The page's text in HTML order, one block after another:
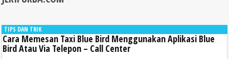
TIPS DAN TRIK
Cara Memesan Taxi Blue Bird Menggunakan Aplikasi Blue
Bird Atau Via Telepon – Call Center